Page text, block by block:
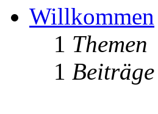
Willkommen
1 Themen
1 Beiträge